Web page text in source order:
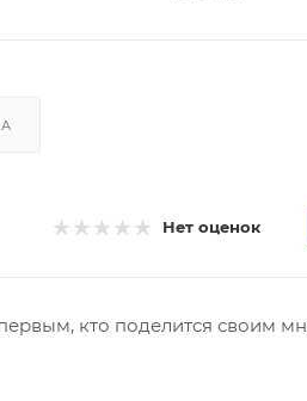
Нет оценок
кто поделится своим